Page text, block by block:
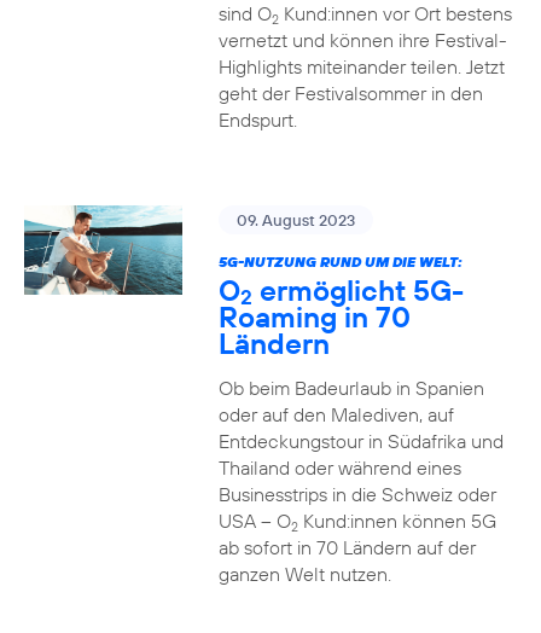
sind O2Kund:innen vor Ort bestens
vernetzt und können ihre Festival-
Highlights miteinander teilen. Jetzt
geht der Festivalsommer in den
Endspurt.
09. August 2023
5G-NUTZUNG RUND UM DIE WELT:
O2 ermöglicht 5G-
Roaming in 70
Ländern
Ob beim Badeurlaub in Spanien
oder auf den Malediven, auf
Entdeckungstour in Südafrika und
Thailand oder während eines
Businesstrips in die Schweiz oder
USA – O2Kund:innen können 5G
ab sofort in 70 Ländern auf der
ganzen Welt nutzen.